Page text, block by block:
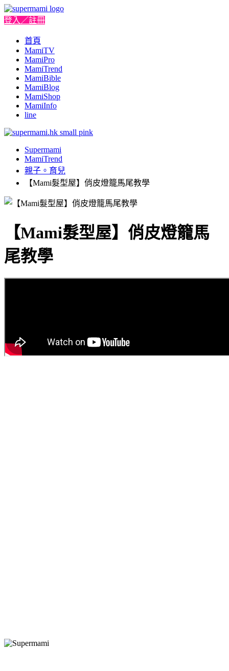
登入／註冊
首頁
MamiTV
MamiPro
MamiTrend
MamiBible
MamiBlog
MamiShop
MamiInfo
line
Supermami
MamiTrend
親子。育兒
【Mami髮型屋】俏皮燈籠馬尾教學
【Mami髮型屋】俏皮燈籠馬
尾教學